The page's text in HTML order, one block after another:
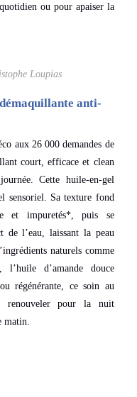
ou pour apaiser la
Loupias
anti-
aux 26 000 demandes de
court, efficace et clean
Cette huile-en-gel
sensoriel. Sa texture fond
et impuretés*, puis se
de l’eau, laissant la peau
naturels comme
d’amande douce
régénérante, ce soin au
renouveler pour la nuit
matin.